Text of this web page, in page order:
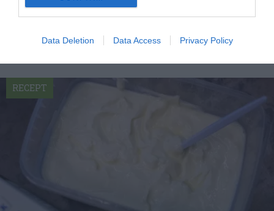
Data Deletion Data Access Privacy Policy
RECEPT